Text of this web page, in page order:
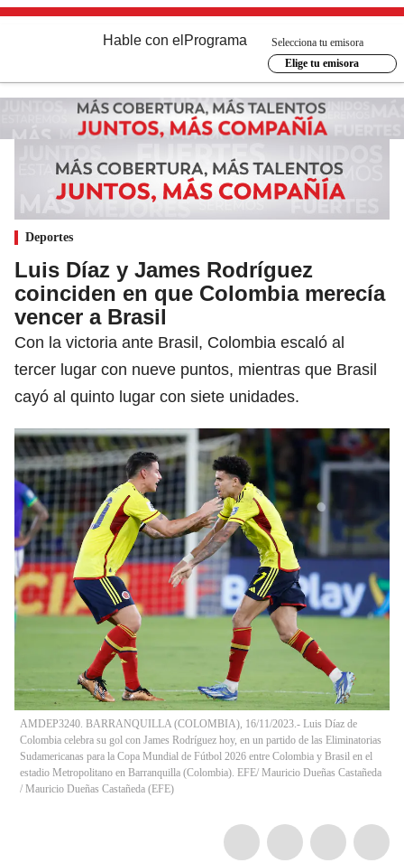
Hable con el Programa
Selecciona tu emisora
Elige tu emisora
Deportes
Luis Díaz y James Rodríguez
coinciden en que Colombia merecía
vencer a Brasil
Con la victoria ante Brasil, Colombia escaló al
tercer lugar con nueve puntos, mientras que Brasil
cayó al quinto lugar con siete unidades.
AMDEP3240. BARRANQUILLA (COLOMBIA), 16/11/2023.- Luis Díaz de
Colombia celebra su gol con James Rodríguez hoy, en un partido de las Eliminatorias
Sudamericanas para la Copa Mundial de Fútbol 2026 entre Colombia y Brasil en el
estadio Metropolitano en Barranquilla (Colombia). EFE/ Mauricio Dueñas Castañeda
/ Mauricio Dueñas Castañeda (EFE)